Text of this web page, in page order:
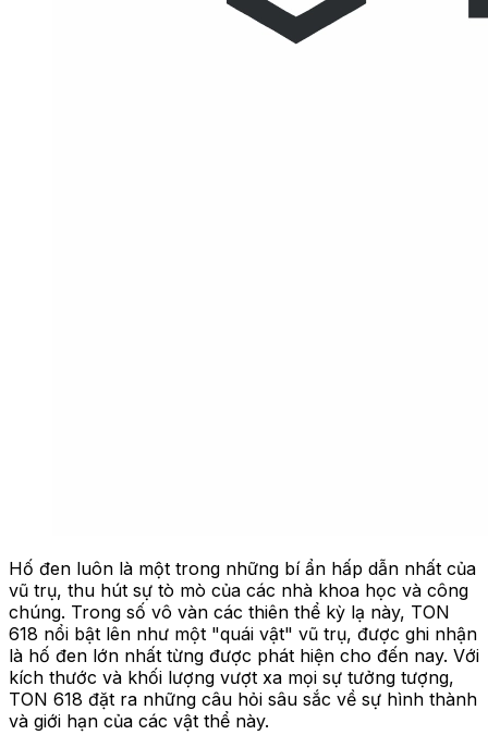
Hố đen luôn là một trong những bí ẩn hấp dẫn nhất của
vũ trụ, thu hút sự tò mò của các nhà khoa học và công
chúng. Trong số vô vàn các thiên thể kỳ lạ này, TON
618 nổi bật lên như một "quái vật" vũ trụ, được ghi nhận
là hố đen lớn nhất từng được phát hiện cho đến nay. Với
kích thước và khối lượng vượt xa mọi sự tưởng tượng,
TON 618 đặt ra những câu hỏi sâu sắc về sự hình thành
và giới hạn của các vật thể này.